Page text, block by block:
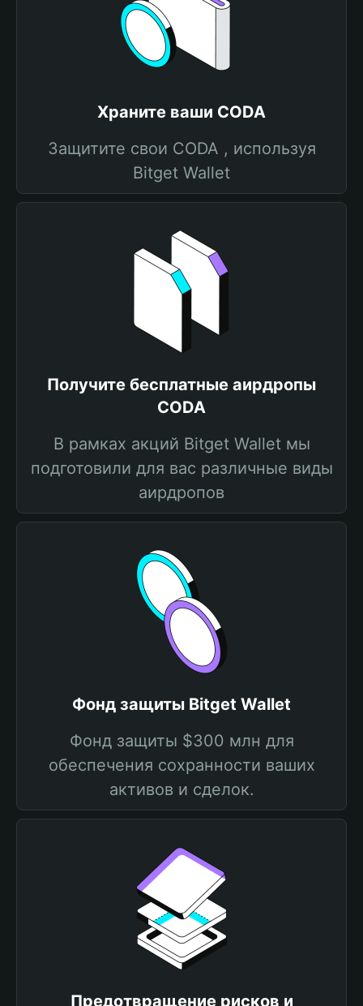
Храните ваши CODA
Защитите свои CODA , используя
Bitget Wallet
Получите бесплатные аирдропы
CODA
В рамках акций Bitget Wallet мы
подготовили для вас различные виды
аирдропов
Фонд защиты Bitget Wallet
Фонд защиты $300 млн для
обеспечения сохранности ваших
активов и сделок.
Предотвращение рисков и